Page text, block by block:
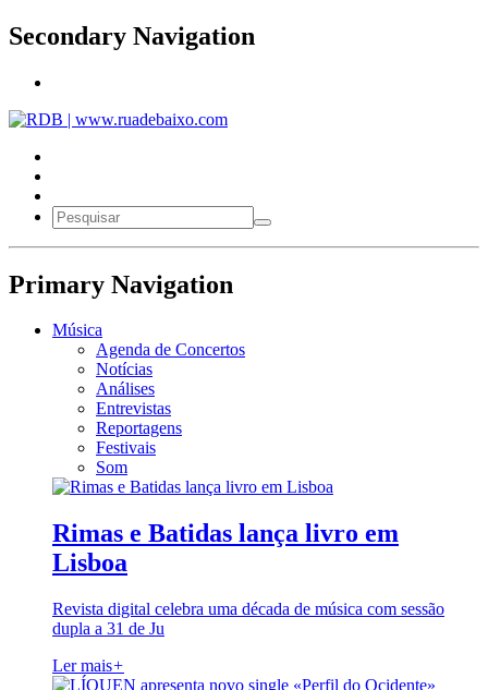
Secondary Navigation
Primary Navigation
Música
Agenda de Concertos
Notícias
Análises
Entrevistas
Reportagens
Festivais
Som
Rimas e Batidas lança livro em
Lisboa
Revista digital celebra uma década de música com sessão
dupla a 31 de Ju
Ler mais+